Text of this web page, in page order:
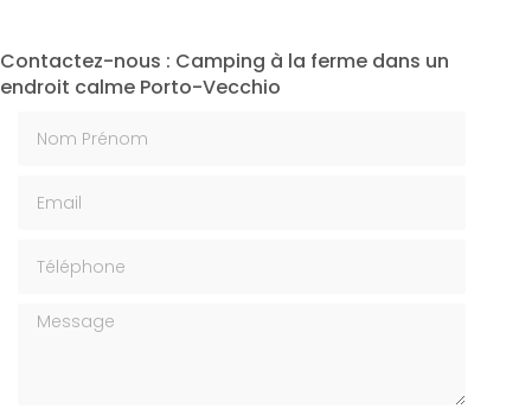
Contactez-nous : Camping à la ferme dans un
endroit calme Porto-Vecchio
Message